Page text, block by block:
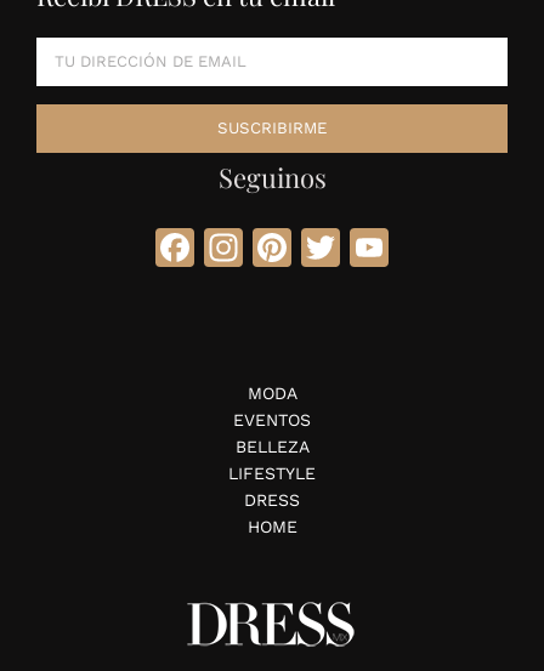
Seguinos
Facebook
Instagram
Pinterest
Twitter
MODA
EVENTOS
BELLEZA
LIFESTYLE
DRESS
HOME